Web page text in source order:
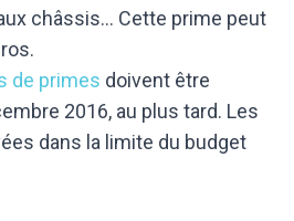
châssis... Cette prime peut
de primes doivent être
2016, au plus tard. Les
dans la limite du budget